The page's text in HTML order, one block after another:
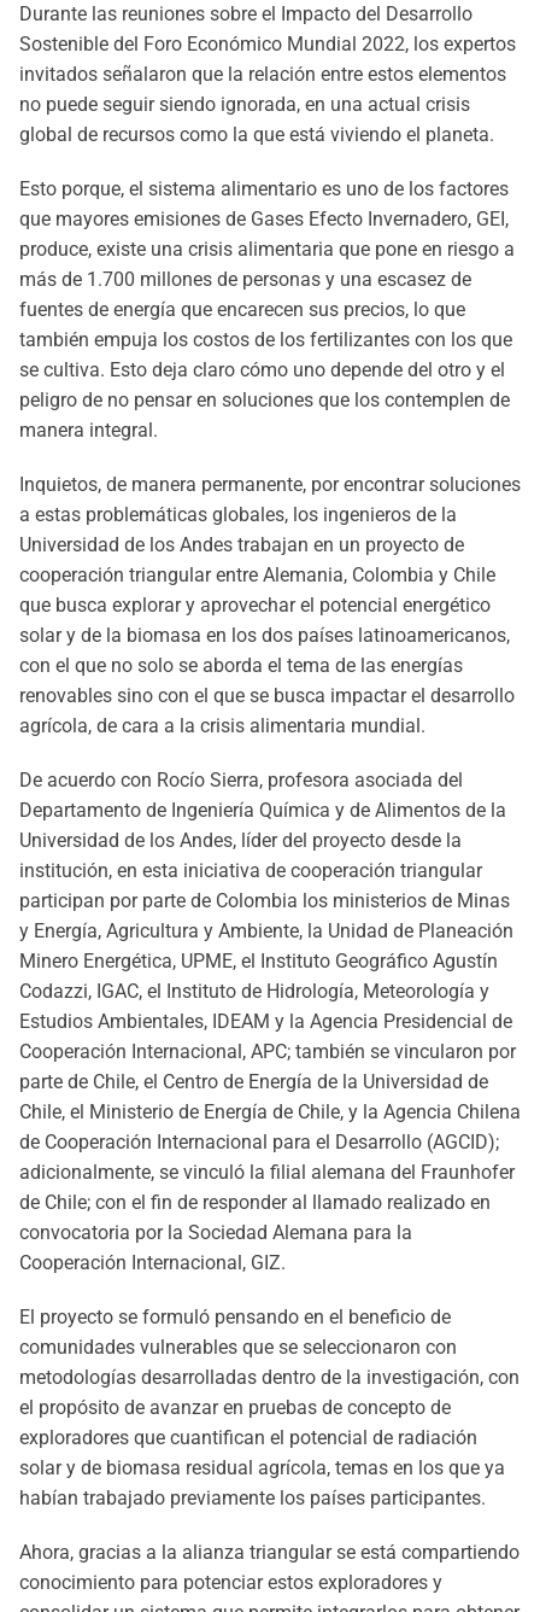
Durante las reuniones sobre el Impacto del Desarrollo
Sostenible del Foro Económico Mundial 2022, los expertos
invitados señalaron que la relación entre estos elementos
no puede seguir siendo ignorada, en una actual crisis
global de recursos como la que está viviendo el planeta.
Esto porque, el sistema alimentario es uno de los factores
que mayores emisiones de Gases Efecto Invernadero, GEI,
produce, existe una crisis alimentaria que pone en riesgo a
más de 1.700 millones de personas y una escasez de
fuentes de energía que encarecen sus precios, lo que
también empuja los costos de los fertilizantes con los que
se cultiva. Esto deja claro cómo uno depende del otro y el
peligro de no pensar en soluciones que los contemplen de
manera integral.
Inquietos, de manera permanente, por encontrar soluciones
a estas problemáticas globales, los ingenieros de la
Universidad de los Andes trabajan en un proyecto de
cooperación triangular entre Alemania, Colombia y Chile
que busca explorar y aprovechar el potencial energético
solar y de la biomasa en los dos países latinoamericanos,
con el que no solo se aborda el tema de las energías
renovables sino con el que se busca impactar el desarrollo
agrícola, de cara a la crisis alimentaria mundial.
De acuerdo con Rocío Sierra, profesora asociada del
Departamento de Ingeniería Química y de Alimentos de la
Universidad de los Andes, líder del proyecto desde la
institución, en esta iniciativa de cooperación triangular
participan por parte de Colombia los ministerios de Minas
y Energía, Agricultura y Ambiente, la Unidad de Planeación
Minero Energética, UPME, el Instituto Geográfico Agustín
Codazzi, IGAC, el Instituto de Hidrología, Meteorología y
Estudios Ambientales, IDEAM y la Agencia Presidencial de
Cooperación Internacional, APC; también se vincularon por
parte de Chile, el Centro de Energía de la Universidad de
Chile, el Ministerio de Energía de Chile, y la Agencia Chilena
de Cooperación Internacional para el Desarrollo (AGCID);
adicionalmente, se vinculó la filial alemana del Fraunhofer
de Chile; con el fin de responder al llamado realizado en
convocatoria por la Sociedad Alemana para la
Cooperación Internacional, GIZ.
El proyecto se formuló pensando en el beneficio de
comunidades vulnerables que se seleccionaron con
metodologías desarrolladas dentro de la investigación, con
el propósito de avanzar en pruebas de concepto de
exploradores que cuantifican el potencial de radiación
solar y de biomasa residual agrícola, temas en los que ya
habían trabajado previamente los países participantes.
Ahora, gracias a la alianza triangular se está compartiendo
conocimiento para potenciar estos exploradores y